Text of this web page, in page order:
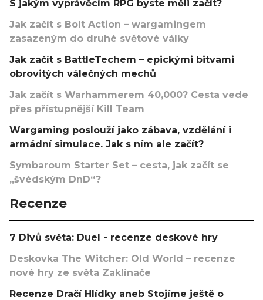
S jakým vyprávěcím RPG byste měli začít?
Jak začít s Bolt Action – wargamingem
zasazeným do druhé světové války
Jak začít s BattleTechem – epickými bitvami
obrovitých válečných mechů
Jak začít s Warhammerem 40,000? Cesta vede
přes přístupnější Kill Team
Wargaming poslouží jako zábava, vzdělání i
armádní simulace. Jak s ním ale začít?
Symbaroum Starter Set – cesta, jak začít se
„švédským DnD“?
Recenze
7 Divů světa: Duel - recenze deskové hry
Deskovka The Witcher: Old World – recenze
nové hry ze světa Zaklínače
Recenze Dračí Hlídky aneb Stojíme ještě o